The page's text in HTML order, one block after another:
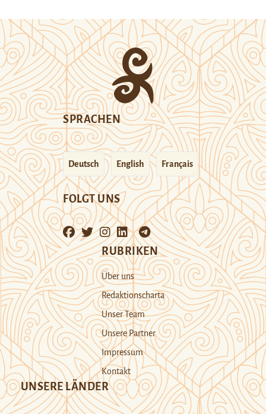
SPRACHEN
Deutsch English Français
FOLGT UNS
RUBRIKEN
Über uns
Redaktionscharta
Unser Team
Unsere Partner
Impressum
Kontakt
UNSERE LÄNDER